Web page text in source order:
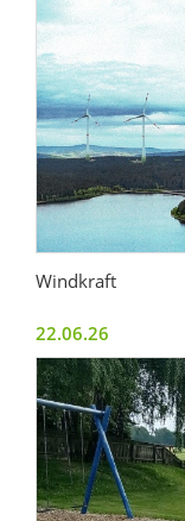
Windkraft
22.06.26